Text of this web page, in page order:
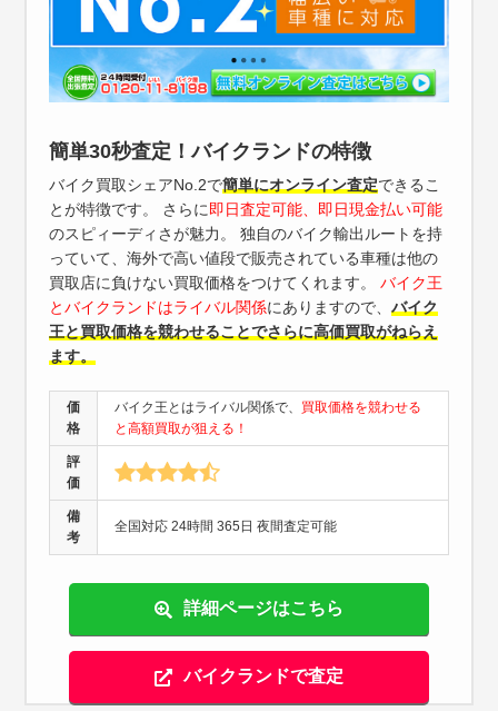
簡単30秒査定！バイクランドの特徴
バイク買取シェアNo.2で簡単にオンライン査定できるこ
とが特徴です。 さらに 即日査定可能、即日現金払い可能
のスピィーディさが魅力。 独自のバイク輸出ルートを持
っていて、海外で高い値段で販売されている車種は他の
買取店に負けない買取価格をつけてくれます。 バイク王
とバイクランドはライバル関係にありますので、 バイク
王と買取価格を競わせることでさらに高価買取がねらえ
ます。
価
格
バイク王とはライバル関係で、 買取価格を競わせる
と高額買取が狙える！
評
価
備
考
全国対応 24時間 365日 夜間査定可能
詳細ページはこちら
バイクランドで査定